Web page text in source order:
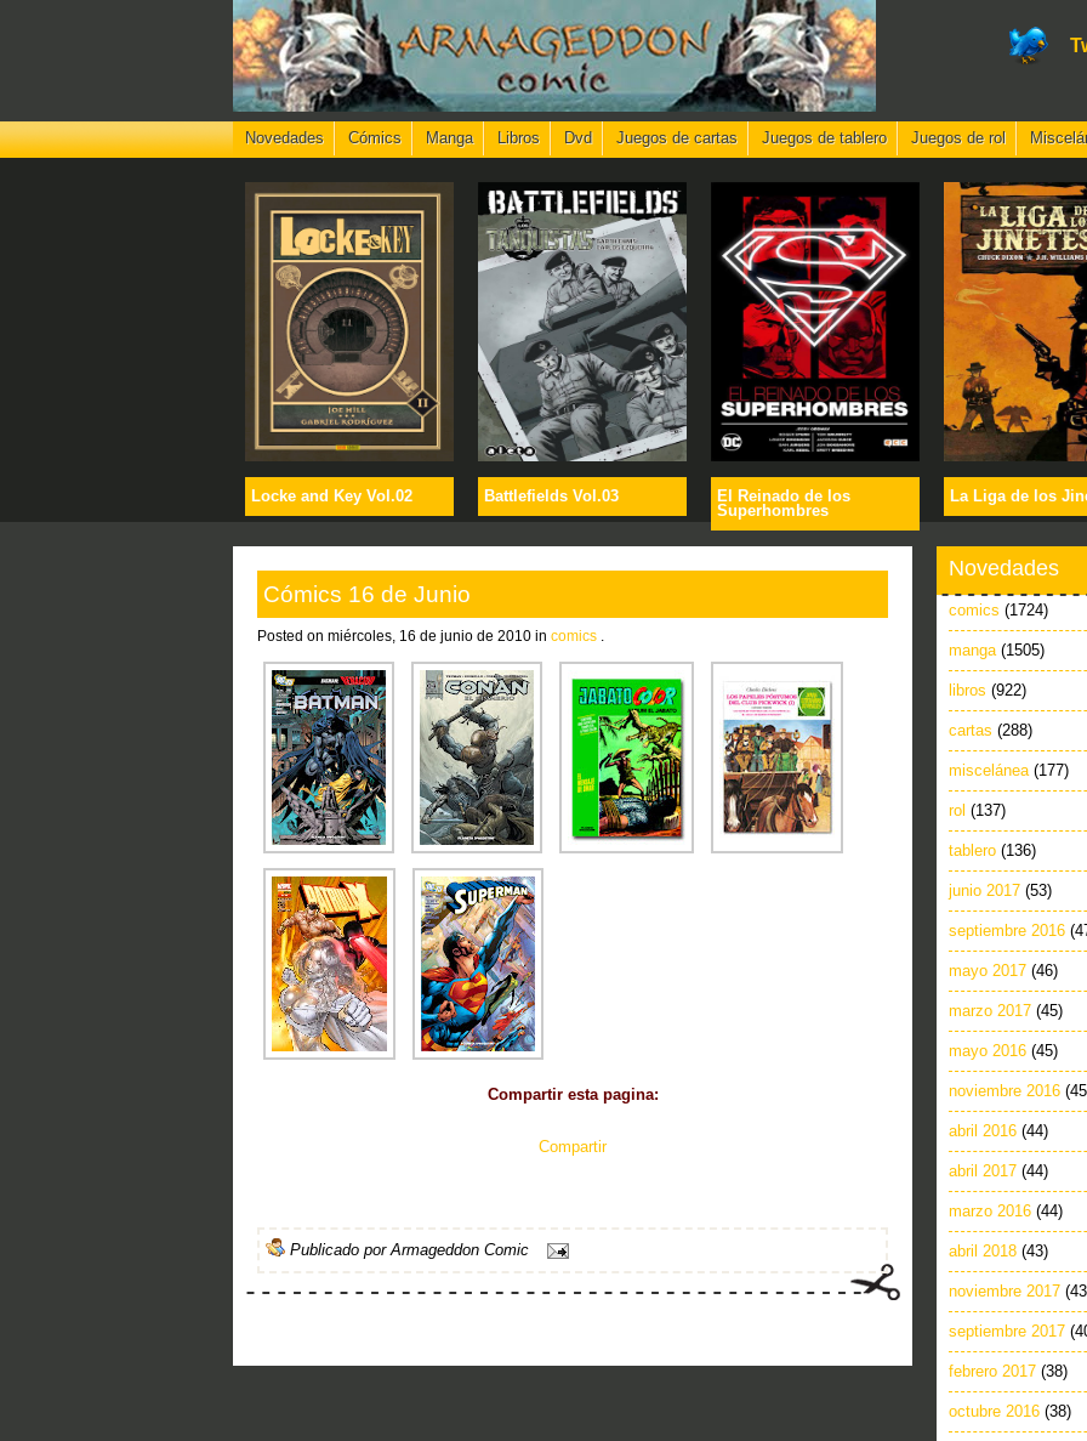
Novedades Cómics Manga Libros Dvd Juegos de cartas Juegos de tablero Juegos de rol
Locke and Key Vol.02 Battlefields Vol.03
El Reinado de los
Superhombres
La Liga de los
Cómics 16 de Junio
Posted on miércoles, 16 de junio de 2010 in comics
Compartir esta pagina:
Compartir
Publicado porArmageddon Comic
Novedades
comics (1724)
manga (1505)
libros (922)
cartas (288)
miscelánea (177)
rol (137)
tablero (136)
junio 2017 (53)
septiembre 2016
mayo 2017 (46)
marzo 2017 (45)
mayo 2016 (45)
noviembre 2016
abril 2016 (44)
abril 2017 (44)
marzo 2016 (44)
abril 2018 (43)
noviembre 2017
septiembre 2017
febrero 2017 (38)
octubre 2016 (38)